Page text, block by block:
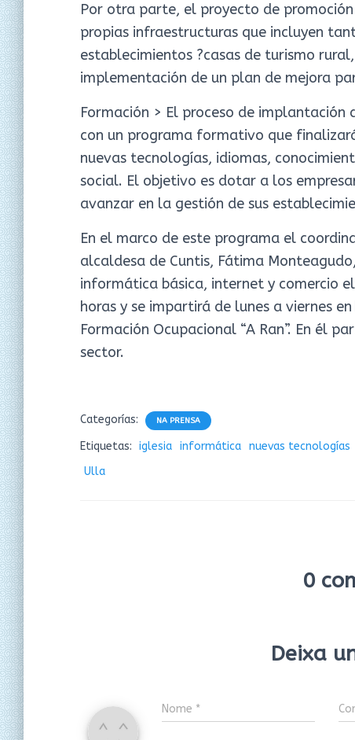
Por otra parte, el proyecto de
propias infraestructuras que incluyen
establecimientos ?casas de turismo
implementación de un plan de mejora
Formación > El proceso de
con un programa formativo que
nuevas tecnologías, idiomas,
social. El objetivo es dotar a los
avanzar en la gestión de sus
En el marco de este programa el
alcaldesa de Cuntis, Fátima
informática básica, internet y comercio
horas y se impartirá de lunes a viernes
Formación Ocupacional “A Ran”. En él
sector.
Categorías: NA PRENSA
Etiquetas: iglesia informática nuevas tecnologías
Ulla
0
Deixa
Nome *